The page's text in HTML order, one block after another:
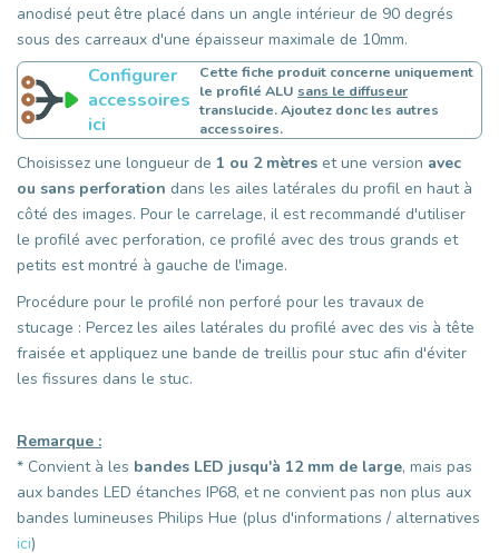
anodisé peut être placé dans un angle intérieur de 90 degrés
sous des carreaux d'une épaisseur maximale de 10mm.
Configurer
accessoires
ici
Cette fiche produit concerne uniquement
le profilé ALU sans le diffuseur
translucide. Ajoutez donc les autres
accessoires.
Choisissez une longueur de 1 ou 2 mètres et une version avec
ou sans perforation dans les ailes latérales du profil en haut à
côté des images. Pour le carrelage, il est recommandé d'utiliser
le profilé avec perforation, ce profilé avec des trous grands et
petits est montré à gauche de l'image.
Procédure pour le profilé non perforé pour les travaux de
stucage : Percez les ailes latérales du profilé avec des vis à tête
fraisée et appliquez une bande de treillis pour stuc afin d'éviter
les fissures dans le stuc.
Remarque :
* Convient à les bandes LED jusqu'à 12 mm de large, mais pas
aux bandes LED étanches IP68, et ne convient pas non plus aux
bandes lumineuses Philips Hue (plus d'informations / alternatives
ici)